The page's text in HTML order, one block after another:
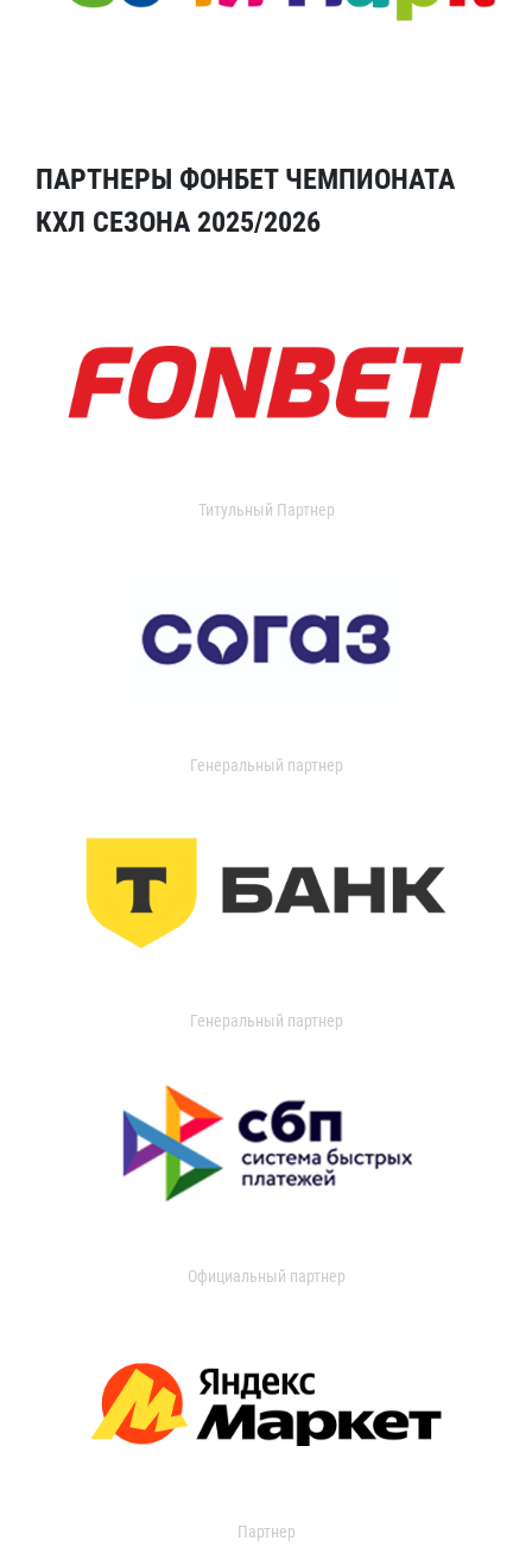
ПАРТНЕРЫ ФОНБЕТ ЧЕМПИОНАТА
КХЛ СЕЗОНА 2025/2026
Титульный Партнер
Генеральный партнер
Генеральный партнер
Официальный партнер
Партнер